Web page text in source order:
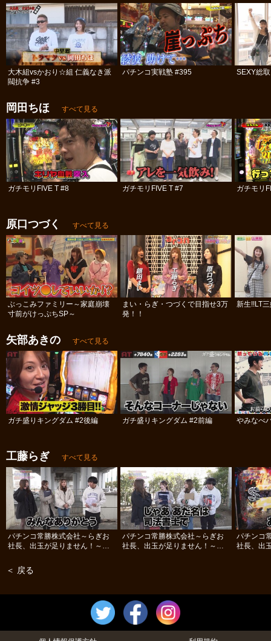
大木組vsかおり☆組 仁義なき派
閥抗争 #3
パチンコ実戦塾 #395 SEXY総
岡田ちほ すべて見る
ガチモリFIVE T #8 ガチモリFIVE T #7 ガチモリ
原口つづく すべて見る
ぶっこみファミリー～家庭崩壊
寸前がけっぷちSP～
まい・らぎ・つづくで目指せ3万
発！！
新生!!LT
矢部あきの すべて見る
ガチ盛りキングダム #2後編 ガチ盛りキングダム #2前編 やみなべ
工藤らぎ すべて見る
パチンコ常勝株式会社～らぎお
社長、出玉が足りません！～
パチンコ常勝株式会社～らぎお
社長、出玉が足りません！～
パチンコ
社長、出
＜ 戻る